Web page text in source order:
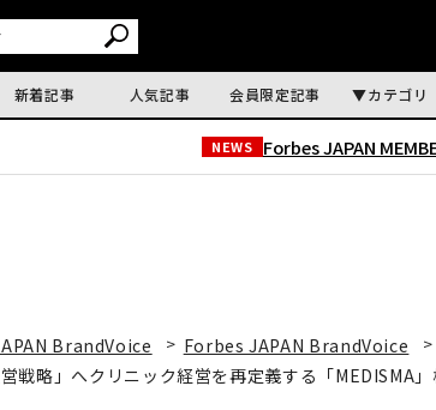
新着記事 人気記事 会員限定記事 カテゴリ
NEWS Forbes JAPAN
BrandVoice
Forbes JAPAN BrandVoice
営戦略」へクリニック経営を再定義する「MEDISMA